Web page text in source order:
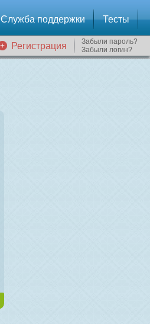
Служба поддержки Тесты
Регистрация
Забыли пароль?
Забыли логин?